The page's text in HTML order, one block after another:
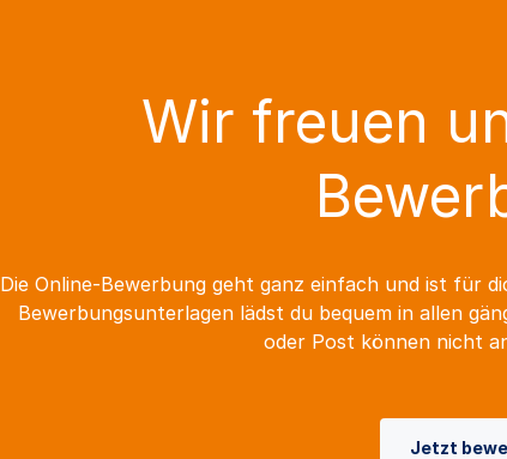
Wir freuen
Die Online-Bewerbung geht ganz einfach und ist für
Bewerbungsunterlagen lädst du bequem in allen
oder Post können nicht
Jetzt